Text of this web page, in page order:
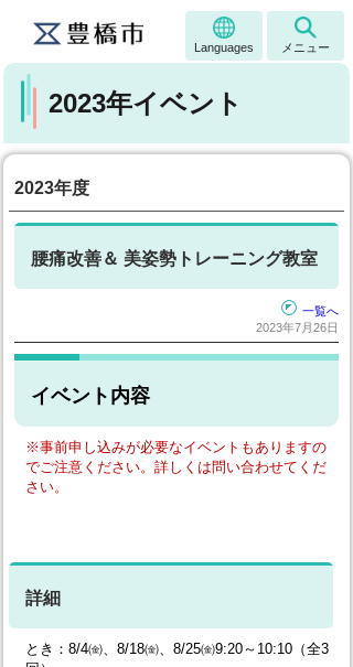
Languages メニュー
2023年イベント
2023年度
腰痛改善＆ 美姿勢トレーニング教室
一覧へ
2023年7月26日
イベント内容
※事前申し込みが必要なイベントもありますの
でご注意ください。詳しくは問い合わせてくだ
さい。
詳細
とき：8/4㈮、8/18㈮、8/25㈮9:20～10:10（全3